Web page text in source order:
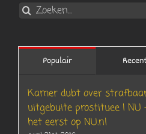
Zoeken
naar:
Populair
Kamer dubt over
uitgebuite prostituee | NU
het eerst op NU.nl